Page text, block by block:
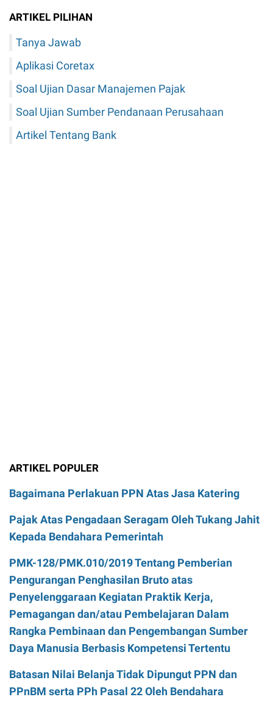
ARTIKEL PILIHAN
Tanya Jawab
Aplikasi Coretax
Soal Ujian Dasar Manajemen Pajak
Soal Ujian Sumber Pendanaan Perusahaan
Artikel Tentang Bank
ARTIKEL POPULER
Bagaimana Perlakuan PPN Atas Jasa Katering
Pajak Atas Pengadaan Seragam Oleh Tukang Jahit
Kepada Bendahara Pemerintah
PMK-128/PMK.010/2019 Tentang Pemberian
Pengurangan Penghasilan Bruto atas
Penyelenggaraan Kegiatan Praktik Kerja,
Pemagangan dan/atau Pembelajaran Dalam
Rangka Pembinaan dan Pengembangan Sumber
Daya Manusia Berbasis Kompetensi Tertentu
Batasan Nilai Belanja Tidak Dipungut PPN dan
PPnBM serta PPh Pasal 22 Oleh Bendahara